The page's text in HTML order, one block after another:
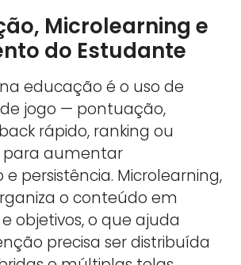
Microlearning e
do Estudante
educação é o uso de
jogo — pontuação,
rápido, ranking ou
para aumentar
persistência. Microlearning,
o conteúdo em
objetivos, o que ajuda
precisa ser distribuída